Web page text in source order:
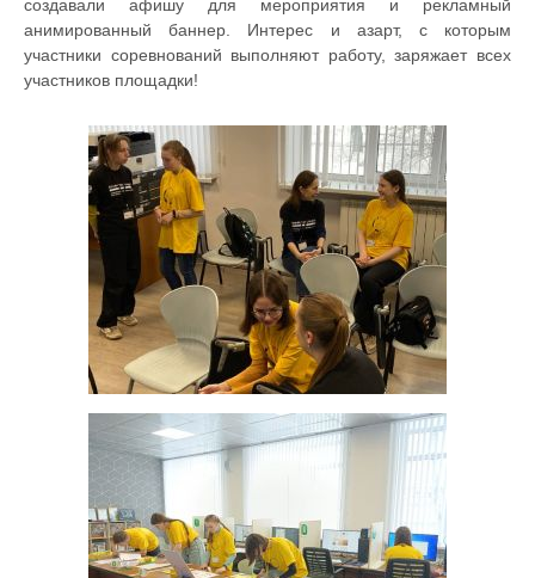
создавали афишу для мероприятия и рекламный
анимированный баннер. Интерес и азарт, с которым
участники соревнований выполняют работу, заряжает всех
участников площадки!